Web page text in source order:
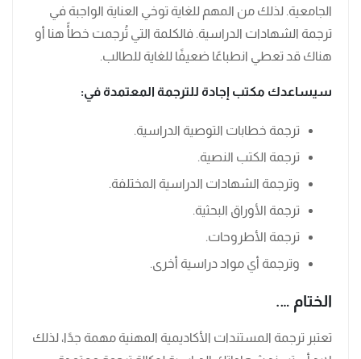
الجامعية. لذلك من المهم للغاية توخي العناية الواجبة في
ترجمة الشهادات الدراسية. فالكلمة التي تُرجمت خطأً هنا أو
هناك قد تعطي انطباعًا ضعيفًا للغاية للطالب.
سيساعدك مكتب إجادة للترجمة المعتمدة في:
ترجمة خطابات التوصية الدراسية.
ترجمة الكتب النصية.
وترجمة الشهادات الدراسية المختلفة.
ترجمة الأوراق البحثية.
ترجمة الأطروحات.
وترجمة أي مواد دراسية أخرى.
الختام ….
تعتبر ترجمة المستندات الأكاديمية المهنية مهمة جدًا، لذلك